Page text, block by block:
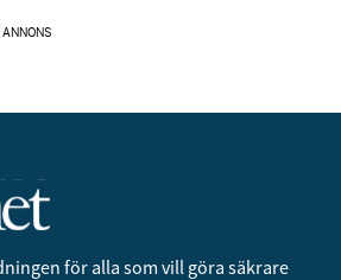
ANNONS
för alla som vill göra säkrare
i enlighet med vår